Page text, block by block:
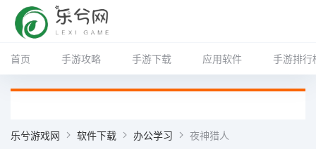
首页 手游攻略 手游下载 应用软件 手游排行
乐兮游戏网 软件下载 办公学习 夜神猎人